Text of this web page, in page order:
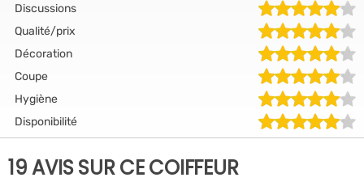
Discussions
Qualité/prix
Décoration
Coupe
Hygiène
Disponibilité
19 AVIS SUR CE COIFFEUR